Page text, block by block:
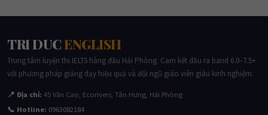
TRI DUCENGLISH
Trung tâm luyện thi IELTS hàng đầu Hải Phòng. Cam kết đầu ra band 6.0–7.5+
với phương pháp giảng dạy hiệu quả và đội ngũ giáo viên giàu kinh nghiệm.
📍 Địa chỉ: 45 Văn Cao, Ecorivers, Tân Hưng, Hải Phòng
📞 Hotline: 0963082184